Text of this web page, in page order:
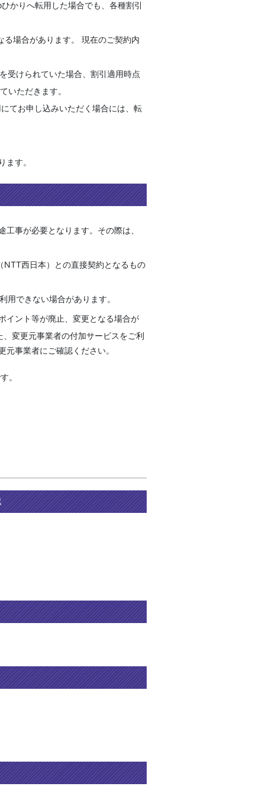
かりへ転用した場合でも、各種割引
場合があります。 現在のご契約内
受けられていた場合、割引適用時点
いただきます。
てお申し込みいただく場合には、転
す。
事が必要となります。その際は、
西日本）との直接契約となるもの
できない場合があります。
イント等が廃止、変更となる場合が
変更元事業者の付加サービスをご利
事業者にご確認ください。
。